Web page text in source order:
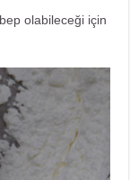
olabileceği için